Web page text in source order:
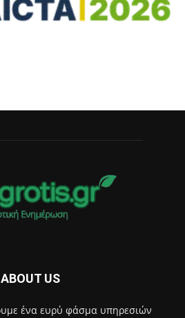
ABOUT US
ένα ευρύ φάσμα υπηρεσιών